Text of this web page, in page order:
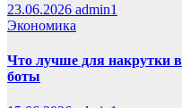
23.06.2026 admin1
Экономика
Что лучше для накрутки
боты